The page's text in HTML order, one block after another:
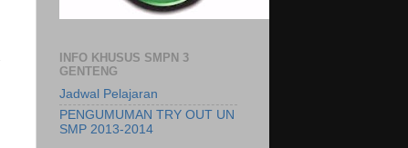
INFO KHUSUS SMPN 3
GENTENG
Jadwal Pelajaran
PENGUMUMAN TRY OUT UN
SMP 2013-2014